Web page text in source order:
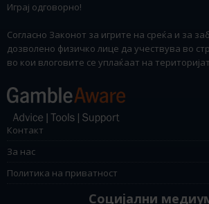
Играј одговорно!
Согласно Законот за игрите на среќа и за
дозволено физичко лице да учествува во
во кои влоговите се уплаќаат на
Контакт
За нас
Политика на приватност
Социјални